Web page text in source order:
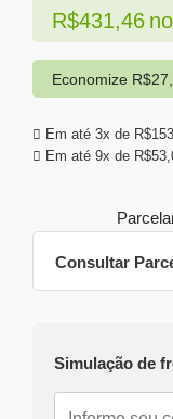
Em até 3x de R$
Em até 9x de R$
R$431,46
Economize R$
Consultar
Pix:R$431,46
Simulação de